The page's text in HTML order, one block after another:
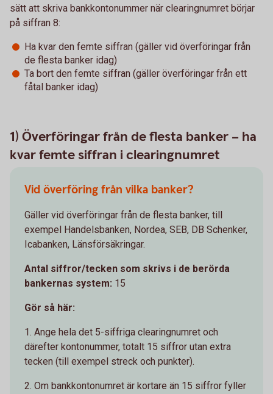
sätt att skriva bankkontonummer när clearingnumret börjar
på siffran 8:
Ha kvar den femte siffran (gäller vid överföringar från
de flesta banker idag)
Ta bort den femte siffran (gäller överföringar från ett
fåtal banker idag)
1) Överföringar från de flesta banker – ha
kvar femte siffran i clearingnumret
Vid överföring från vilka banker?
Gäller vid överföringar från de flesta banker, till
exempel Handelsbanken, Nordea, SEB, DB Schenker,
Icabanken, Länsförsäkringar.
Antal siffror/tecken som skrivs i de berörda
bankernas system: 15
Gör så här:
1. Ange hela det 5-siffriga clearingnumret och
därefter kontonummer, totalt 15 siffror utan extra
tecken (till exempel streck och punkter).
2. Om bankkontonumret är kortare än 15 siffror fyller